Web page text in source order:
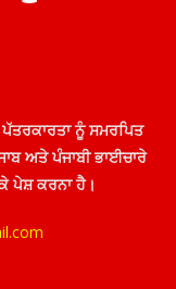
ਨੂੰ ਸਮਰਪਿਤ
ਅਤੇ ਪੰਜਾਬੀ ਭਾਈਚਾਰੇ
ਪੇਸ਼ ਕਰਨਾ ਹੈ।